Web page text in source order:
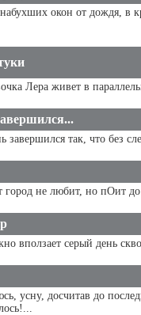
окон от дождя, в
Лера живет в
завершился так, что без
город не любит, но пОит до
вползает серый день
усну, досчитав до